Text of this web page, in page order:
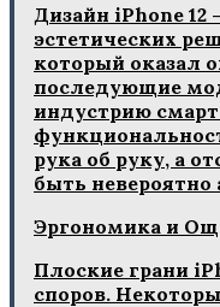
Дизайн iPhone 12
эстетических
который оказал
последующие
индустрию
рука об руку‚ а
быть невероятно
Эргономика и
Плоские грани
споров.